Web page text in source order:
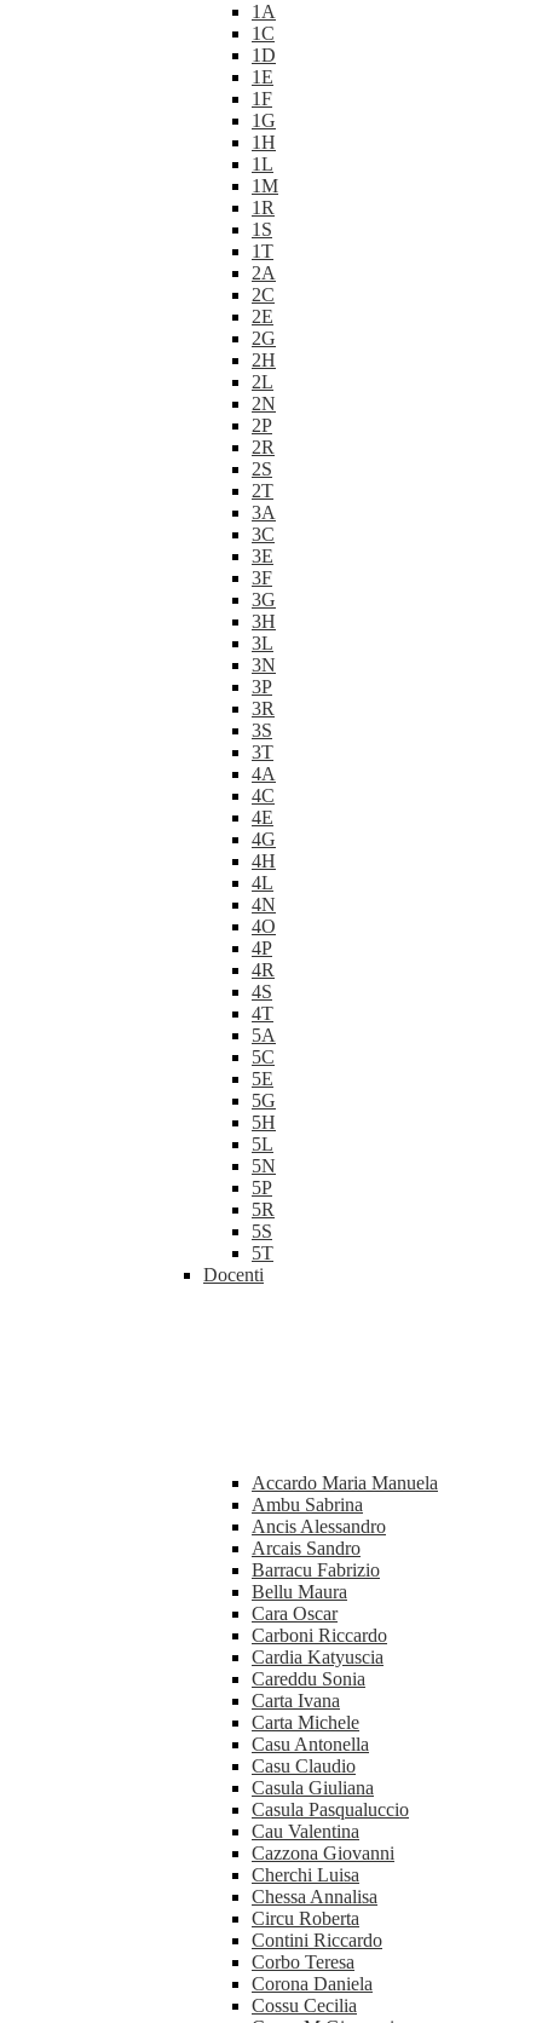
1A
1C
1D
1E
1F
1G
1H
1L
1M
1R
1S
1T
2A
2C
2E
2G
2H
2L
2N
2P
2R
2S
2T
3A
3C
3E
3F
3G
3H
3L
3N
3P
3R
3S
3T
4A
4C
4E
4G
4H
4L
4N
4O
4P
4R
4S
4T
5A
5C
5E
5G
5H
5L
5N
5P
5R
5S
5T
Docenti
Accardo Maria Manuela
Ambu Sabrina
Ancis Alessandro
Arcais Sandro
Barracu Fabrizio
Bellu Maura
Cara Oscar
Carboni Riccardo
Cardia Katyuscia
Careddu Sonia
Carta Ivana
Carta Michele
Casu Antonella
Casu Claudio
Casula Giuliana
Casula Pasqualuccio
Cau Valentina
Cazzona Giovanni
Cherchi Luisa
Chessa Annalisa
Circu Roberta
Contini Riccardo
Corbo Teresa
Corona Daniela
Cossu Cecilia